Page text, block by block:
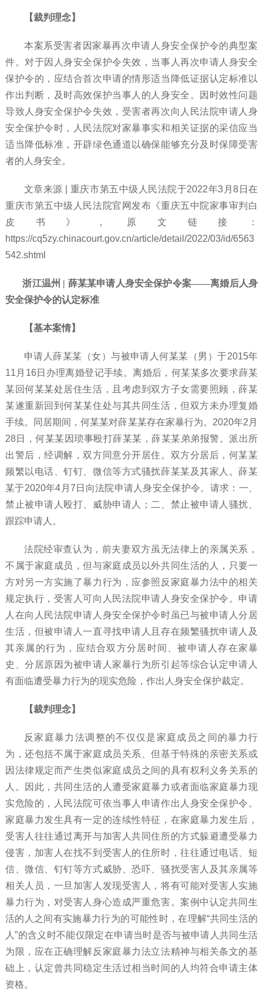
【裁判理念】
本案系受害者因家暴再次申请人身安全保护令的典型案
件。对于因人身安全保护令失效，当事人再次申请人身安全
保护令的，应结合首次申请的情形适当降低证据认定标准以
作出判断，及时高效保护当事人的人身安全。因时效性问题
导致人身安全保护令失效，受害者再次向人民法院申请人身
安全保护令时，人民法院对家暴事实和相关证据的采信应当
适当降低标准，开辟绿色通道以确保能够充分及时保障受害
者的人身安全。
文章来源
| 重庆市第五中级人民法院于2022年3月8日在
重庆市第五中级人民法院官网发布《重庆五中院家事审判白
皮书》，原文链接：
https://cq5zy.chinacourt.gov.cn/article/detail/2022/03/id/6563
542.shtml
浙江温州 | 薛某某申请人身安全保护令案——离婚后人身
安全保护令的认定标准
【基本案情】
申请人薛某某（女）与被申请人何某某（男）于2015年
11月16日办理离婚登记手续。离婚后，何某某多次要求薛某
某回何某某处居住生活，且考虑到双方子女需要照顾，薛某
某遂重新回到何某某住处与其共同生活，但双方未办理复婚
手续。同居期间，何某某对薛某某存在家暴行为。2020年2月
28日，何某某因琐事殴打薛某某，薛某某弟弟报警。派出所
出警后，经调解，双方同意分开居住。双方分居后，何某某
频繁以电话、钉钉、微信等方式骚扰薛某某及其家人。薛某
某于2020年4月7日向法院申请人身安全保护令。请求：一、
禁止被申请人殴打、威胁申请人；二、禁止被申请人骚扰、
跟踪申请人。
法院经审查认为，前夫妻双方虽无法律上的亲属关系，
不属于家庭成员，但与家庭成员以外共同生活的人，只要一
方对另一方实施了暴力行为，应参照反家庭暴力法中的相关
规定执行，受害人可向人民法院申请人身安全保护令。申请
人在向人民法院申请人身安全保护令时虽已与被申请人分居
生活，但被申请人一直寻找申请人且存在频繁骚扰申请人及
其亲属的行为，应结合双方分居时间、被申请人存在家暴
史、分居原因为被申请人家暴行为所引起等综合认定申请人
有面临遭受暴力行为的现实危险，作出人身安全保护裁定。
【裁判理念】
反家庭暴力法调整的不仅仅是家庭成员之间的暴力行
为，还包括不属于家庭成员关系、但基于特殊的亲密关系或
因法律规定而产生类似家庭成员之间的具有权利义务关系的
人。因此，共同生活的人遭受家庭暴力或者面临家庭暴力现
实危险的，人民法院可依当事人申请作出人身安全保护令。
家庭暴力发生具有一定的连续性特征，在家庭暴力发生后，
受害人往往通过离开与加害人共同住所的方式躲避遭受暴力
侵害，加害人在找不到受害人的住所时，往往通过电话、短
信、微信、钉钉等方式威胁、恐吓、骚扰受害人及其亲属等
相关人员，一旦加害人发现受害人，将有可能对受害人实施
暴力行为，对受害人身心造成严重危害。案例中认定共同生
活的人之间有实施暴力行为的可能性时，在理解“共同生活的
人”的含义时不能仅限定在申请当时是否与被申请人共同生活
为限，应在正确理解反家庭暴力法立法精神与相关条文的基
础上，认定曾共同稳定生活过相当时间的人均符合申请主体
资格。